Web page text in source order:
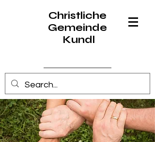
Christliche
Gemeinde
Kundl
Anmelden